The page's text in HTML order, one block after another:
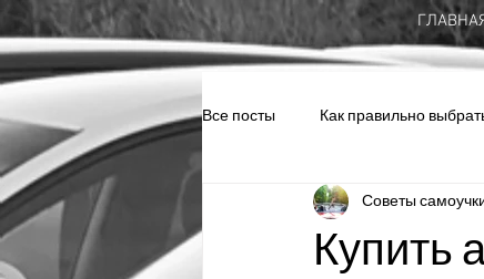
Все посты Как правильно
English articles about cars
Купить
Советы